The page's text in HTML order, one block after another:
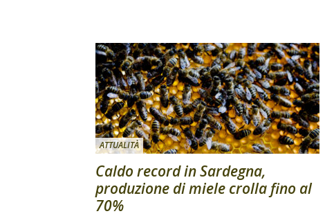
ATTUALITÀ
Caldo record in Sardegna,
produzione di miele crolla fino al
70%